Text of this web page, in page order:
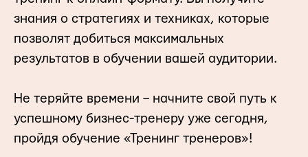
знания о стратегиях и техниках, которые
позволят добиться максимальных
результатов в обучении вашей аудитории.
Не теряйте времени – начните свой путь к
успешному бизнес-тренеру уже сегодня,
пройдя обучение «Тренинг тренеров»!